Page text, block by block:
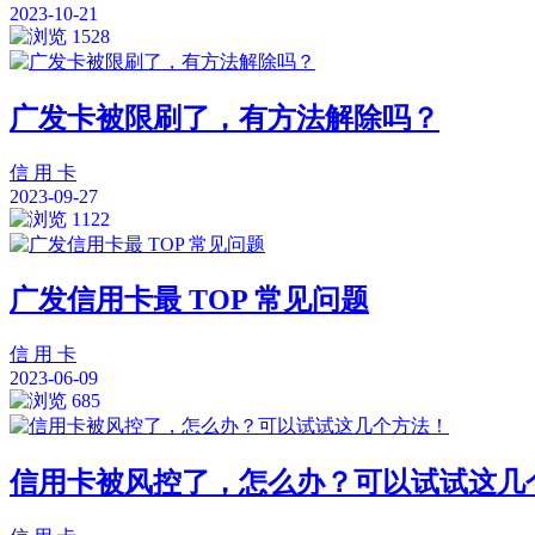
2023-10-21
1528
广发卡被限刷了，有方法解除吗？
信 用 卡
2023-09-27
1122
广发信用卡最 TOP 常见问题
信 用 卡
2023-06-09
685
信用卡被风控了，怎么办？可以试试这几